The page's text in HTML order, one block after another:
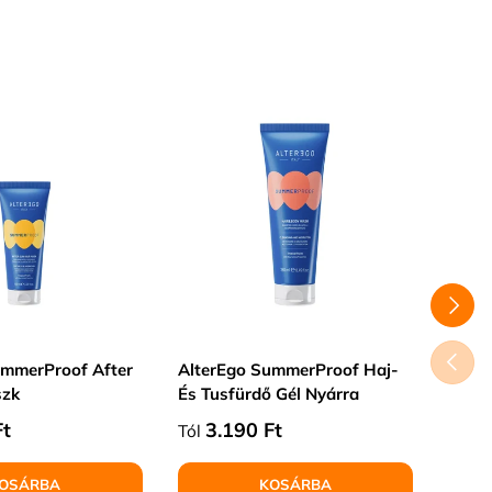
ELŐZŐ
After
AlterEgo SummerProof Haj-
És Tusfürdő Gél Nyárra
Normál ár
Tól 3.190 Ft
KOSÁRBA